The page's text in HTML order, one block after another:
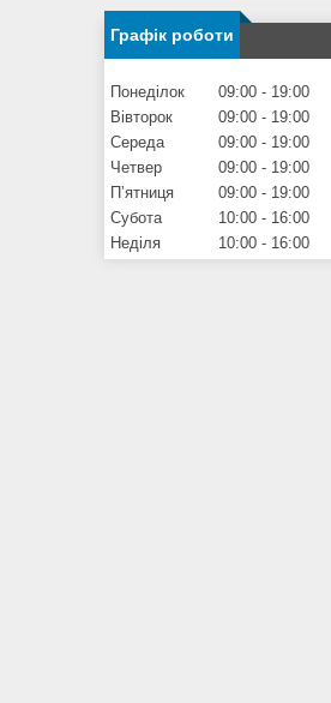
Графік роботи
Понеділок 09:00
19:00
Вівторок
09:00
19:00
Середа
09:00
19:00
Четвер
09:00
19:00
Пʼятниця
09:00
19:00
Субота
10:00
16:00
Неділя
10:00 16:00